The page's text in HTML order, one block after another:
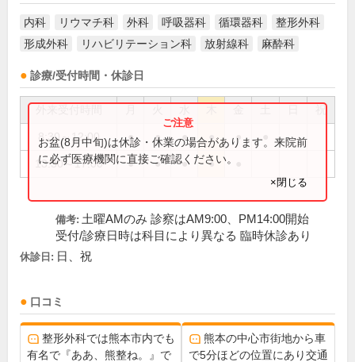
内科 リウマチ科 外科 呼吸器科 循環器科
整形外科
形成外科
リハビリテーション科 放射線科 麻酔科
診療/受付時間・休診日
祝
8:30～12:00 ● ● ● ● ●
13:30～17:00 ● ● ● ●
お盆(8月中旬)は休診・休業の場合があります。来院前
に必ず医療機関に直接ご確認ください。
×閉じる
備考: 土曜AMのみ 診察はAM9:00、PM14:00開始
受付/診療日時は科目により異なる 臨時休診あり
休診日: 日、祝
口コミ
整形外科では熊本市内でも
有名で『ああ、熊整ね。』で
熊本の中心市街地から車
で5分ほどの位置にあり交通